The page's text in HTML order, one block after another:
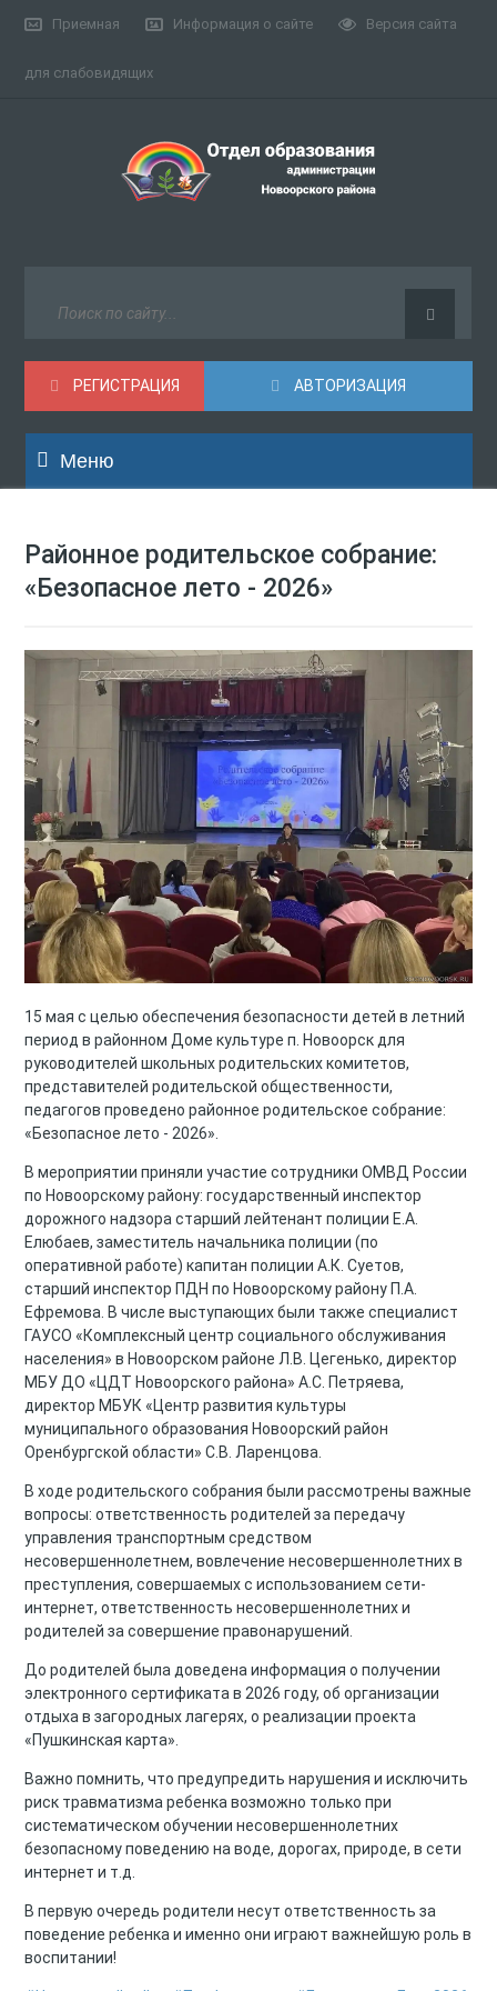
Приемная Информация о сайте Версия сайта
для слабовидящих
АВТОРИЗАЦИЯ
РЕГИСТРАЦИЯ
Меню
Районное родительское собрание:
«Безопасное лето - 2026»
15 мая с целью обеспечения безопасности детей в летний
период в районном Доме культуре п. Новоорск для
руководителей школьных родительских комитетов,
представителей родительской общественности,
педагогов проведено районное родительское собрание:
«Безопасное лето - 2026».
В мероприятии приняли участие сотрудники ОМВД России
по Новоорскому району: государственный инспектор
дорожного надзора старший лейтенант полиции Е.А.
Елюбаев, заместитель начальника полиции (по
оперативной работе) капитан полиции А.К. Суетов,
старший инспектор ПДН по Новоорскому району П.А.
Ефремова. В числе выступающих были также специалист
ГАУСО «Комплексный центр социального обслуживания
населения» в Новоорском районе Л.В. Цегенько, директор
МБУ ДО «ЦДТ Новоорского района» А.С. Петряева,
директор МБУК «Центр развития культуры
муниципального образования Новоорский район
Оренбургской области» С.В. Ларенцова.
В ходе родительского собрания были рассмотрены важные
вопросы: ответственность родителей за передачу
управления транспортным средством
несовершеннолетнем, вовлечение несовершеннолетних в
преступления, совершаемых с использованием сети-
интернет, ответственность несовершеннолетних и
родителей за совершение правонарушений.
До родителей была доведена информация о получении
электронного сертификата в 2026 году, об организации
отдыха в загородных лагерях, о реализации проекта
«Пушкинская карта».
Важно помнить, что предупредить нарушения и исключить
риск травматизма ребенка возможно только при
систематическом обучении несовершеннолетних
безопасному поведению на воде, дорогах, природе, в сети
интернет и т.д.
В первую очередь родители несут ответственность за
поведение ребенка и именно они играют важнейшую роль в
воспитании!